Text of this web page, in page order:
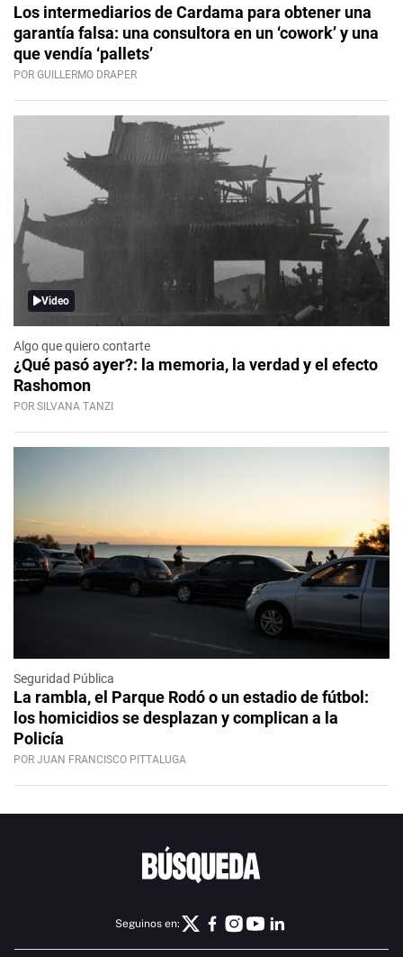
Los intermediarios de Cardama para obtener una
garantía falsa: una consultora en un ‘cowork’ y una
que vendía ‘pallets’
POR GUILLERMO DRAPER
Video
Algo que quiero contarte
¿Qué pasó ayer?: la memoria, la verdad y el efecto
Rashomon
POR SILVANA TANZI
Seguridad Pública
La rambla, el Parque Rodó o un estadio de fútbol:
los homicidios se desplazan y complican a la
Policía
POR JUAN FRANCISCO PITTALUGA
Seguinos en: